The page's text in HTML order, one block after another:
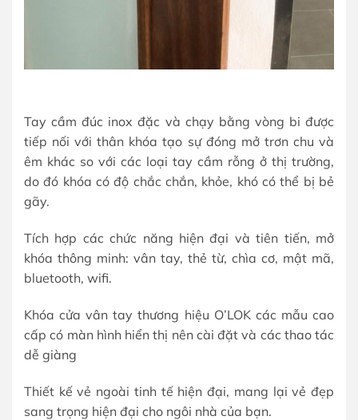
Tay cầm đúc inox đặc và chạy bằng vòng bi được
tiếp nối với thân khóa tạo sự đóng mở trơn chu và
êm khác so với các loại tay cầm rỗng ở thị trường,
do đó khóa có độ chắc chắn, khỏe, khó có thể bị bẻ
gãy.
Tích hợp các chức năng hiện đại và tiên tiến, mở
khóa thông minh: vân tay, thẻ từ, chìa cơ, mật mã,
bluetooth, wifi.
Khóa cửa vân tay thương hiệu O’LOK các mẫu cao
cấp có màn hình hiển thị nên cài đặt và các thao tác
dễ giàng
Thiết kế vẻ ngoài tinh tế hiện đại, mang lại vẻ đẹp
sang trọng hiện đại cho ngôi nhà của bạn.